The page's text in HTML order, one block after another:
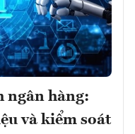
ngân hàng:
và kiểm soát